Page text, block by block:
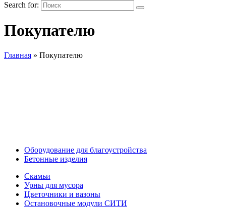
Search for:
Покупателю
Главная » Покупателю
Оборудование для благоустройства
Бетонные изделия
Скамьи
Урны для мусора
Цветочники и вазоны
Остановочные модули СИТИ